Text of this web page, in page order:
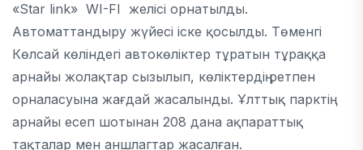
«Star link» WI-FI желісі орнатылды.
Автоматтандыру жүйесі іске қосылды. Төменгі
Көлсай көліндегі автокөліктер тұратын тұраққа
арнайы жолақтар сызылып, көліктердің ретпен
орналасуына жағдай жасалынды. Ұлттық парктің
арнайы есеп шотынан 208 дана ақпараттық
тақталар мен аншлагтар жасалған.